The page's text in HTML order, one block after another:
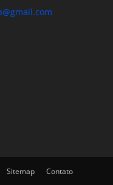
Sitemap Contato